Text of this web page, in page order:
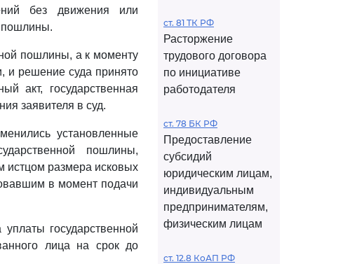
без движения или
пошлины.
пошлины, а к моменту
и решение суда принято
акт, государственная
заявителя в суд.
установленные
пошлины,
истцом размера исковых
в момент подачи
государственной
лица на срок до
ст. 81 ТК РФ
Расторжение
трудового договора
по инициативе
работодателя
ст. 78 БК РФ
Предоставление
субсидий
юридическим лицам,
индивидуальным
предпринимателям,
физическим лицам
ст. 12.8 КоАП РФ